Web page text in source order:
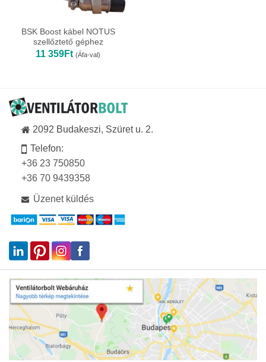
BSK Boost kábel NOTUS
szellőztető géphez
11 359Ft (Áfa-val)
2092 Budakeszi, Szüret u. 2.
Telefon:
+36 23 750850
+36 70 9439358
Üzenet küldés